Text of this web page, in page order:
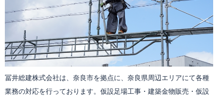
冨井総建株式会社は、奈良市を拠点に、奈良県周辺エリアにて各種
業務の対応を行っております。仮設足場工事・建築金物販売・仮設